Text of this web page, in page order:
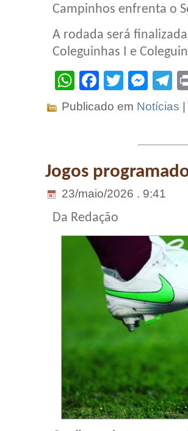
Campinhos enfrenta o
A rodada será
Coleguinhas I e
WhatsApp
Facebook
Twitter
Publicado em Notícias |
Jogos
23/maio/2026 . 9:41
Da Redação